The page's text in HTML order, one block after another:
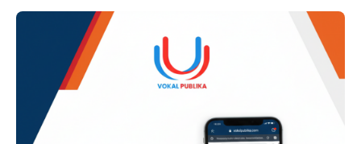
Menteri ATR/Kepala BPN Nusron Wahid menyampaikan hal
itu saat menghadiri Rapat Koordinasi (Rakor) …